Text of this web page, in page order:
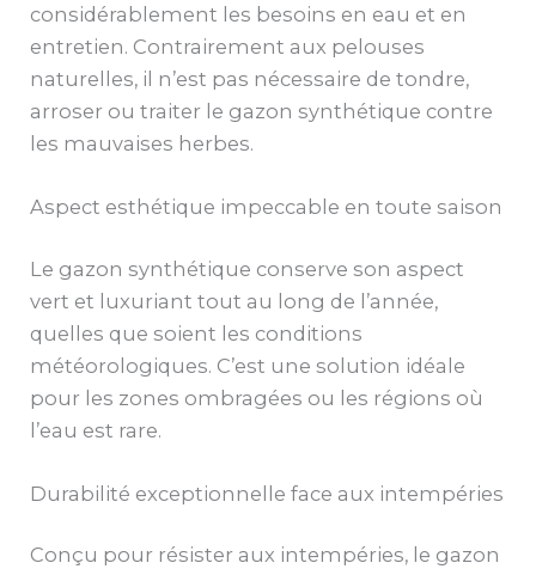
considérablement les besoins en eau et en
entretien. Contrairement aux pelouses
naturelles, il n’est pas nécessaire de tondre,
arroser ou traiter le gazon synthétique contre
les mauvaises herbes.
Aspect esthétique impeccable en toute saison
Le gazon synthétique conserve son aspect
vert et luxuriant tout au long de l’année,
quelles que soient les conditions
météorologiques. C’est une solution idéale
pour les zones ombragées ou les régions où
l’eau est rare.
Durabilité exceptionnelle face aux intempéries
Conçu pour résister aux intempéries, le gazon